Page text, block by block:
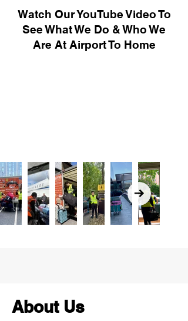
Watch Our YouTube Video To
See What We Do & Who We
Are At Airport To Home
About Us